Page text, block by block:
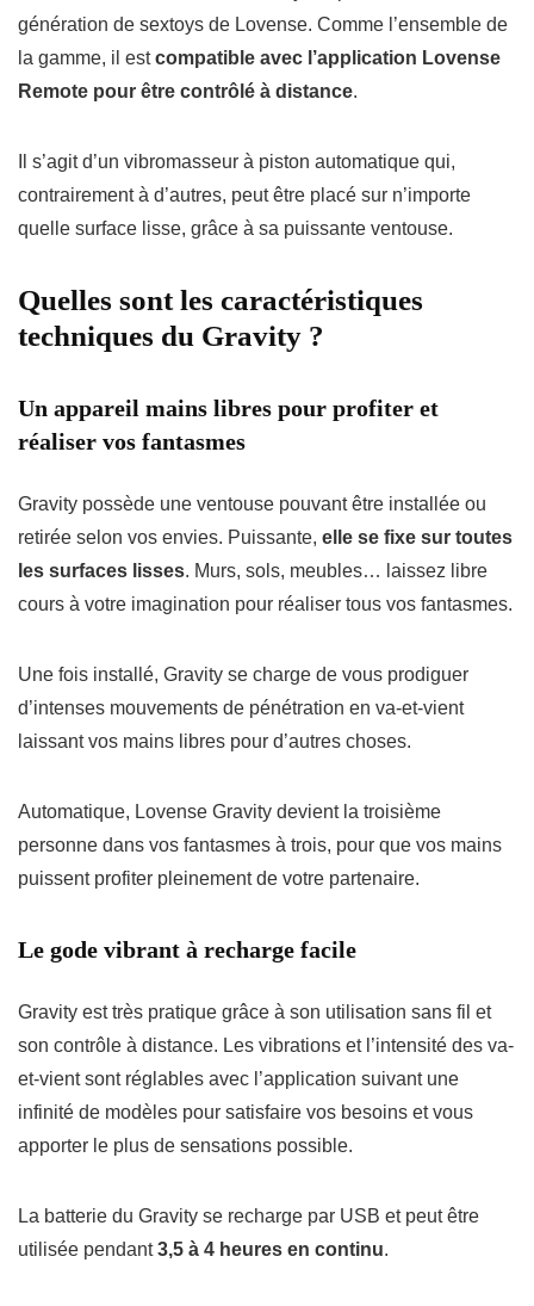
génération de sextoys de Lovense. Comme l’ensemble de
la gamme, il estcompatible avec l’application Lovense
Remote pour être contrôlé à distance.
Il s’agit d’un vibromasseur à piston automatique qui,
contrairement à d’autres, peut être placé sur n’importe
quelle surface lisse, grâce à sa puissante ventouse.
Quelles sont les caractéristiques
techniques du Gravity ?
Un appareil mains libres pour profiter et
réaliser vos fantasmes
Gravity possède une ventouse pouvant être installée ou
retirée selon vos envies. Puissante, elle se fixe sur toutes
les surfaces lisses. Murs, sols, meubles… laissez libre
cours à votre imagination pour réaliser tous vos fantasmes.
Une fois installé, Gravity se charge de vous prodiguer
d’intenses mouvements de pénétration en va-et-vient
laissant vos mains libres pour d’autres choses.
Automatique, Lovense Gravity devient la troisième
personne dans vos fantasmes à trois, pour que vos mains
puissent profiter pleinement de votre partenaire.
Le gode vibrant à recharge facile
Gravity est très pratique grâce à son utilisation sans fil et
son contrôle à distance. Les vibrations et l’intensité des va-
et-vient sont réglables avec l’application suivant une
infinité de modèles pour satisfaire vos besoins et vous
apporter le plus de sensations possible.
La batterie du Gravity se recharge par USB et peut être
utilisée pendant3,5 à 4 heures en continu.